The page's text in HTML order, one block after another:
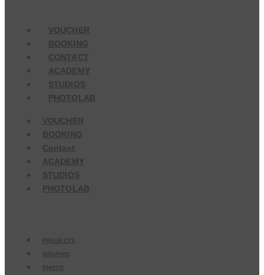
VOUCHER
BOOKING
CONTACT
ACADEMY
STUDIOS
PHOTOLAB
VOUCHER
BOOKING
Contact
ACADEMY
STUDIOS
PHOTOLAB
PROJECTS
GRAPHIC
PHOTO